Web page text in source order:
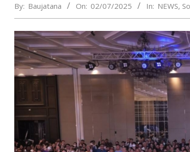
By: Baujatana On: 02/07/2025 In: NEWS,